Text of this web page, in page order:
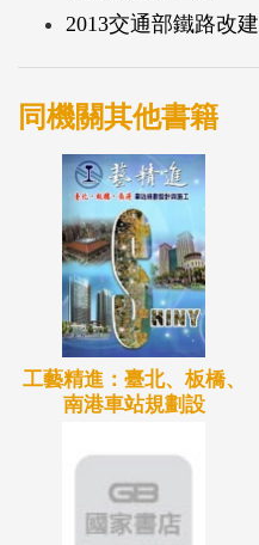
2013交通部鐵路改
同機關其他書籍
工藝精進：臺北、板橋、
南港車站規劃設